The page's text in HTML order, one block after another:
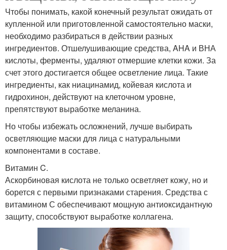
Чтобы понимать, какой конечный результат ожидать от
купленной или приготовленной самостоятельно маски,
необходимо разбираться в действии разных
ингредиентов. Отшелушивающие средства, AHA и ВНА
кислоты, ферменты, удаляют отмершие клетки кожи. За
счет этого достигается общее осветление лица. Такие
ингредиенты, как ниацинамид, койевая кислота и
гидрохинон, действуют на клеточном уровне,
препятствуют выработке меланина.
Но чтобы избежать осложнений, лучше выбирать
осветляющие маски для лица с натуральными
компонентами в составе.
Витамин C.
Аскорбиновая кислота не только осветляет кожу, но и
борется с первыми признаками старения. Средства с
витамином С обеспечивают мощную антиоксидантную
защиту, способствуют выработке коллагена.